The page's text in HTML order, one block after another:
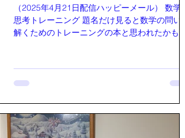
（2025年4月21日配信ハッピーメール） 数学的
思考トレーニング 題名だけ見ると数学の問いを
解くためのトレーニングの本と思われたかもし
によると、数学的思考とは、世の中の問いに対
して定義を作るところから始まります。 それは
は？ という問いに対して私は、3つの角を持つ3
つの線で構成されたもの、と定義しました。 し
かし三角形の現在認知されている一般的な定義